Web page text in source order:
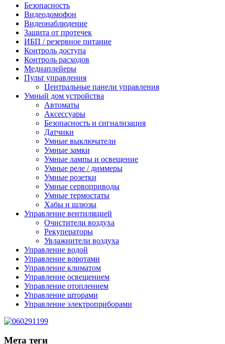
Безопасность
Видеодомофон
Видеонаблюдение
Защита от протечек
ИБП / резервное питание
Контроль доступа
Контроль расходов
Медиаплейеры
Пульт управления
Центральные панели управления
Умный дом устройства
Автоматы
Аксессуары
Безопасность и сигнализация
Датчики
Умные выключатели
Умные замки
Умные лампы и освещение
Умные реле / диммеры
Умные розетки
Умные сервоприводы
Умные термостаты
Хабы и шлюзы
Управление вентиляцией
Очистители воздуха
Рекуператоры
Увлажнители воздуха
Управление водой
Управление воротами
Управление климатом
Управление освещением
Управление отоплением
Управление шторами
Управление электроприборами
Мета теги